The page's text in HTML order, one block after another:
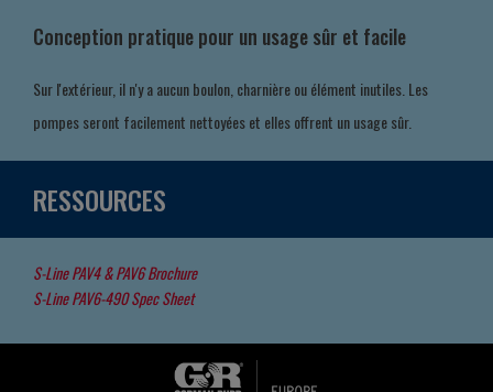
Conception pratique pour un usage sûr et facile
Sur l'extérieur, il n'y a aucun boulon, charnière ou élément inutiles. Les
pompes seront facilement nettoyées et elles offrent un usage sûr.
RESSOURCES
S-Line PAV4 & PAV6 Brochure
S-Line PAV6-490 Spec Sheet